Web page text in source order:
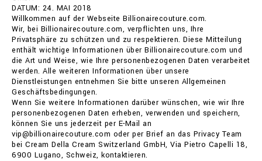
DATUM: 24. MAI 2018
Willkommen auf der Webseite Billionairecouture.com.
Wir, bei Billionairecouture.com, verpflichten uns, Ihre
Privatsphäre zu schützen und zu respektieren. Diese Mitteilung
enthält wichtige Informationen über Billionairecouture.com und
die Art und Weise, wie Ihre personenbezogenen Daten verarbeitet
werden. Alle weiteren Informationen über unsere
Dienstleistungen entnehmen Sie bitte unseren Allgemeinen
Geschäftsbedingungen.
Wenn Sie weitere Informationen darüber wünschen, wie wir Ihre
personenbezogenen Daten erheben, verwenden und speichern,
können Sie uns jederzeit per E-Mail an
vip@billionairecouture.com oder per Brief an das Privacy Team
bei Cream Della Cream Switzerland GmbH, Via Pietro Capelli 18,
6900 Lugano, Schweiz, kontaktieren.